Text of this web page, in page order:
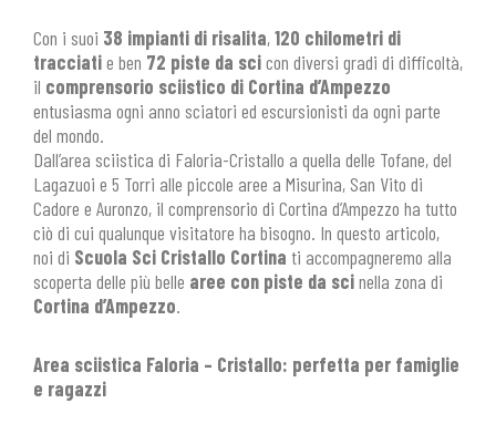
Con i suoi 38 impianti di risalita,120 chilometri di
tracciatie ben 72 piste da scicon diversi gradi di difficoltà,
il comprensorio sciistico di Cortina d’Ampezzo
entusiasma ogni anno sciatori ed escursionisti da ogni parte
del mondo.
Dall’area sciistica di Faloria-Cristallo a quella delle Tofane, del
Lagazuoi e 5 Torri alle piccole aree a Misurina, San Vito di
Cadore e Auronzo, il comprensorio di Cortina d’Ampezzo ha tutto
ciò di cui qualunque visitatore ha bisogno. In questo articolo,
noi di Scuola Sci Cristallo Cortina ti accompagneremo alla
scoperta delle più belle aree con piste da scinella zona di
Cortina d’Ampezzo.
Area sciistica Faloria – Cristallo: perfetta per famiglie
e ragazzi